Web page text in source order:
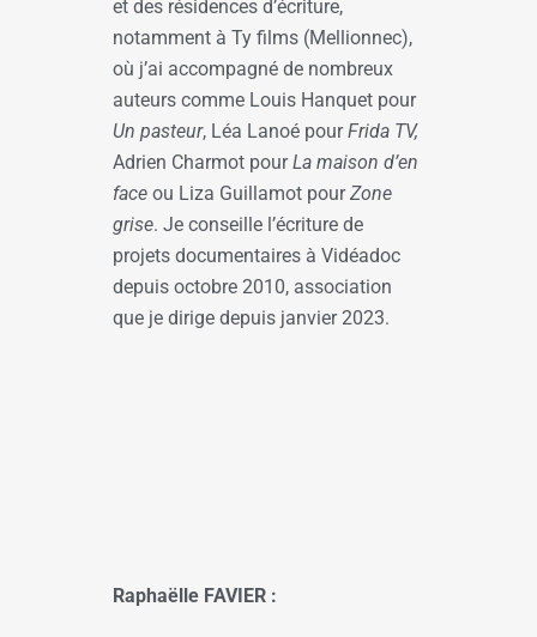
et des résidences d’écriture,
notamment à Ty films (Mellionnec),
où j’ai accompagné de nombreux
auteurs comme Louis Hanquet pour
Un pasteur, Léa Lanoé pourFrida TV,
Adrien Charmot pourLa maison d’en
face ou Liza Guillamot pourZone
grise. Je conseille l’écriture de
projets documentaires à Vidéadoc
depuis octobre 2010, association
que je dirige depuis janvier 2023.
Raphaëlle FAVIER :